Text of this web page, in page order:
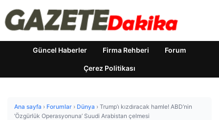
Güncel Haberler Firma Rehberi Forum
Çerez Politikası
Ana sayfa › Forumlar › Dünya › Trump’ı kızdıracak hamle! ABD’nin
‘Özgürlük Operasyonuna’ Suudi Arabistan çelmesi